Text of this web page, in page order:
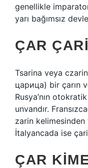
genellikle
yarı bağımsız
ÇAR
Tsarina veya
царица) bir çarın
Rusya’nın
unvandır.
zarin
İtalyancada ise
ÇAR